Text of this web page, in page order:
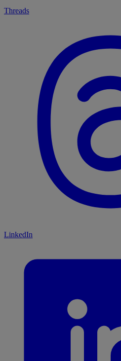
Threads
LinkedIn